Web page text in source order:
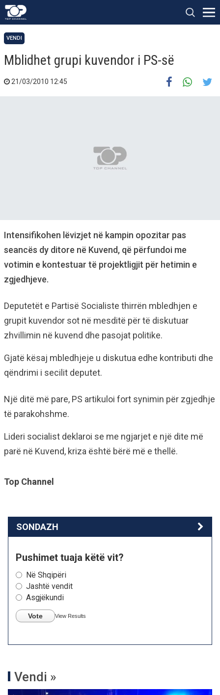
VENDI
Mblidhet grupi kuvendor i PS-së
21/03/2010 12:45
Intensifikohen lëvizjet në kampin opozitar pas
seancës dy ditore në Kuvend, që përfundoi me
votimin e kontestuar të projektligjit për hetimin e
zgjedhjeve.
Deputetët e Partisë Socialiste thirrën mbledhjen e
grupit kuvendor sot në mesditë për të diskutuar
zhvillimin në kuvend dhe pasojat politike.
Gjatë kësaj mbledhjeje u diskutua edhe kontributi dhe
qëndrimi i secilit deputet.
Një ditë më pare, PS artikuloi fort synimin për zgjedhje
të parakohshme.
Lideri socialist deklaroi se me ngjarjet e një dite më
parë në Kuvend, kriza është bërë më e thellë.
Top Channel
SONDAZH
Pushimet tuaja këtë vit?
Në Shqipëri
Jashtë vendit
Asgjëkundi
Vote View Results
Vendi »